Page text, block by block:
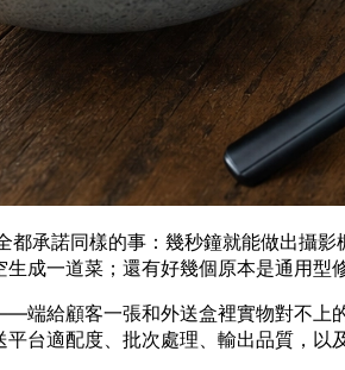
承諾同樣的事：幾秒鐘就能做出攝
成一道菜；還有好幾個原本是通用型
給顧客一張和外送盒裡實物對不
台適配度、批次處理、輸出品質，以